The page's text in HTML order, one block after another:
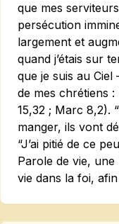
que mes
persécution
largement et
quand j’étais sur
que je suis au
de mes chrétiens :
15,32 ; Marc 8,2).
manger, ils vont
“J’ai pitié de ce
Parole de vie,
vie dans la foi,